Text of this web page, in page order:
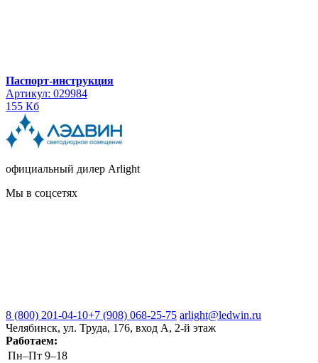
Паспорт-инструкция
Артикул: 029984
155 Кб
официальный дилер Arlight
Мы в соцсетях
8 (800) 201-04-10+7 (908) 068-25-75 arlight@ledwin.ru
Челябинск, ул. Труда, 176, вход А, 2-й этаж
Работаем:
Пн–Пт 9–18